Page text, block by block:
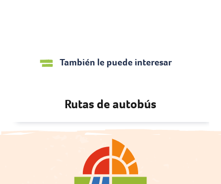
También le puede interesar
Rutas de autobús